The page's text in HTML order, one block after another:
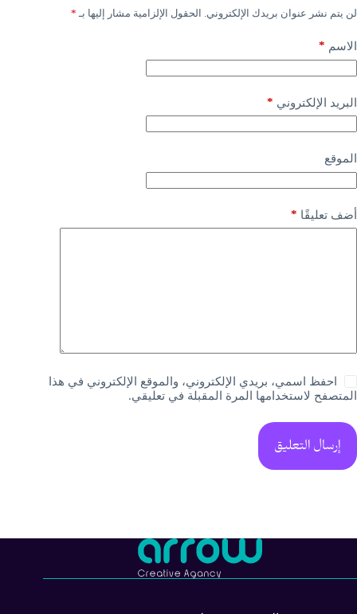
لن يتم نشر عنوان بريدك الإلكتروني. الحقول الإلزامية مشار إليها بـ *
الاسم *
البريد الإلكتروني *
الموقع
أضف تعليقًا *
احفظ اسمي، بريدي الإلكتروني، والموقع الإلكتروني في هذا
المتصفح لاستخدامها المرة المقبلة في تعليقي.
إرسال التعليق